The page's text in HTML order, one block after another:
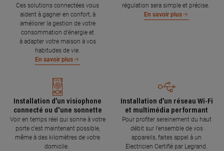
Ces solutions connectées vous
aident à gagner en confort, à
améliorer la gestion de votre
consommation d’énergie et
à adapter votre maison à vos
habitudes de vie.
En savoir plus
régulation sera simple et précise.
En savoir plus
Installation d’un visiophone
connecté ou d'une sonnette
Voir en temps réel qui sonne à votre
porte c’est maintenant possible,
même à des kilomètres de votre
domicile.
Installation d’un réseau Wi-Fi
et multimédia performant
Pour profiter sereinement du haut
débit sur l’ensemble de vos
appareils, faites appel à un
Electricien Certifié par Legrand.